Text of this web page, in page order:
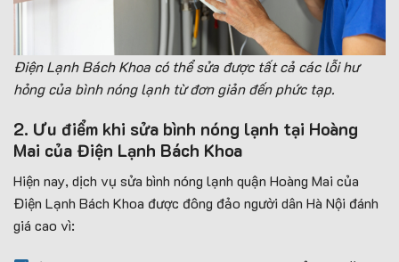
Điện Lạnh Bách Khoa có thể sửa được tất cả các lỗi hư
hỏng của bình nóng lạnh từ đơn giản đến phức tạp.
2. Ưu điểm khi sửa bình nóng lạnh tại Hoàng
Mai của Điện Lạnh Bách Khoa
Hiện nay, dịch vụ sửa bình nóng lạnh quận Hoàng Mai của
Điện Lạnh Bách Khoa được đông đảo người dân Hà Nội đánh
giá cao vì: